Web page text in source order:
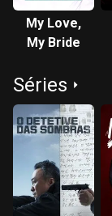
My Love,
My Bride
Séries